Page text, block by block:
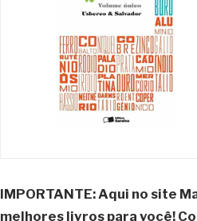
IMPORTANTE: Aqui no site
melhores livros para você!